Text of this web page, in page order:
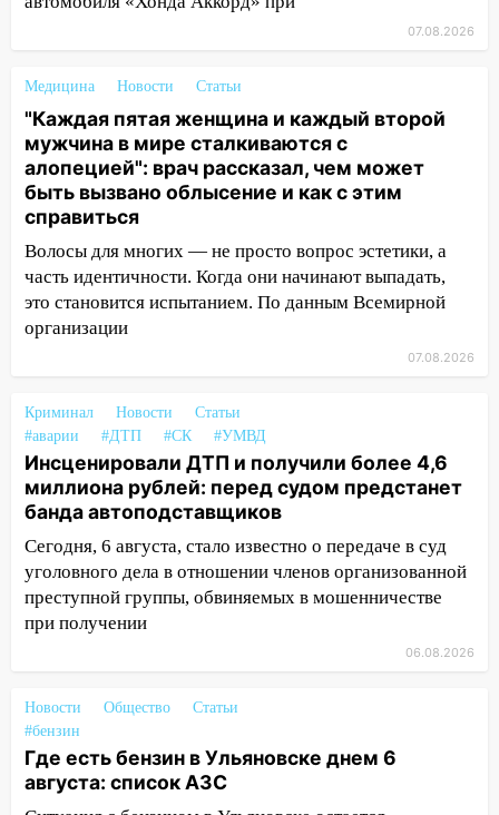
Ульяновской области перевозчик
провернул хитрую схему с чужими
проездными
12:10 Ульяновский алиментщик накопил
120 тысяч долга
11:49
опасность» на территории Ульяновской
области
11:30 Кабмин РФ разрешил до 1 июля
2027 года импорт, выпуск и обращение
11:12
Соцсети: на Рябикова автомобиль
врезался в забор
10:27 Где есть бензин в Ульяновске
днем 6 августа: список АЗС
10:16 Внимание! В Ульяновской области
объявлена ракетная опасность
10:00 В Старомайнском районе утонул
51-летний мужчина
застрял в тепловозе
09:44 Ульяновские спасатели помогли
юному велосипедисту на улице
Чернышевского
07.08.2026
Медицина Новости Статьи
"Каждая пятая женщина и каждый второй
мужчина в мире сталкиваются с
алопецией": врач рассказал, чем может
быть вызвано облысение и как с этим
справиться
Волосы для многих — не просто вопрос эстетики, а
часть идентичности. Когда они начинают выпадать,
это становится испытанием. По данным Всемирной
организации
07.08.2026
Криминал Новости
Статьи
#аварии
#ДТП #СК #УМВД
Инсценировали ДТП и получили более 4,6
миллиона рублей: перед судом предстанет
банда автоподставщиков
Сегодня, 6 августа, стало известно о передаче в суд
уголовного дела в отношении членов организованной
преступной группы, обвиняемых в мошенничестве
при получении
06.08.2026
Новости Общество
Статьи
#бензин
Где есть бензин в Ульяновске днем 6
августа: список АЗС